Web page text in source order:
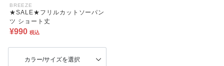
BREEZE
★SALE★フリルカットソーパン
ツ ショート丈
¥990 税込
カラー/サイズを選択